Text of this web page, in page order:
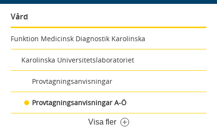
Vård
Funktion Medicinsk Diagnostik Karolinska
Karolinska Universitetslaboratoriet
Provtagningsanvisningar
Provtagningsanvisningar A-Ö
Visa fler